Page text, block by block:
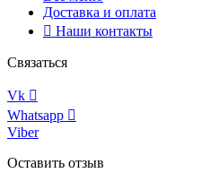
Доставка и оплата
Наши контакты
Связаться
Vk
Whatsapp
Viber
Оставить отзыв